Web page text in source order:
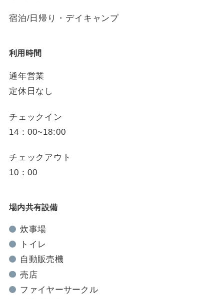
宿泊/日帰り・デイキャンプ
利用時間
通年営業
定休日なし
チェックイン
14：00~18:00
チェックアウト
10：00
場内共有設備
炊事場
トイレ
自動販売機
売店
ファイヤーサークル